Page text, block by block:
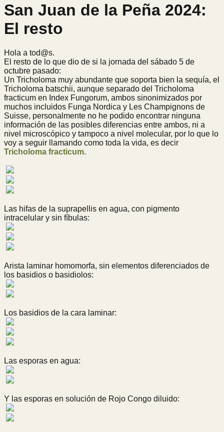
San Juan de la Peña 2024:
El resto
Hola a tod@s.
El resto de lo que dio de si la jornada del sábado 5 de
octubre pasado:
Un Tricholoma muy abundante que soporta bien la sequía, el
Tricholoma batschii, aunque separado del Tricholoma
fracticum en Index Fungorum, ambos sinonimizados por
muchos incluidos Funga Nordica y Les Champignons de
Suisse, personalmente no he podido encontrar ninguna
información de las posibles diferencias entre ambos, ni a
nivel microscópico y tampoco a nivel molecular, por lo que lo
voy a seguir llamando como toda la vida, es decir
Tricholoma fracticum.
Las hifas de la suprapellis en agua, con pigmento
intracelular y sin fíbulas:
Arista laminar homomorfa, sin elementos diferenciados de
los basidios o basidiolos:
Los basidios de la cara laminar:
Las esporas en agua:
Y las esporas en solución de Rojo Congo diluido: